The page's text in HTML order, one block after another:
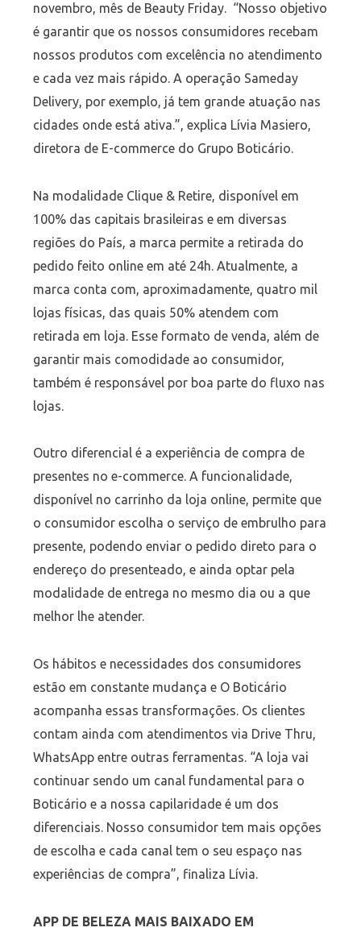
novembro, mês de Beauty Friday. “Nosso objetivo
é garantir que os nossos consumidores recebam
nossos produtos com excelência no atendimento
e cada vez mais rápido. A operação Sameday
Delivery, por exemplo, já tem grande atuação nas
cidades onde está ativa.”, explica Lívia Masiero,
diretora de E-commerce do Grupo Boticário.
Na modalidade Clique & Retire, disponível em
100% das capitais brasileiras e em diversas
regiões do País, a marca permite a retirada do
pedido feito online em até 24h. Atualmente, a
marca conta com, aproximadamente, quatro mil
lojas físicas, das quais 50% atendem com
retirada em loja. Esse formato de venda, além de
garantir mais comodidade ao consumidor,
também é responsável por boa parte do fluxo nas
lojas.
Outro diferencial é a experiência de compra de
presentes no e-commerce. A funcionalidade,
disponível no carrinho da loja online, permite que
o consumidor escolha o serviço de embrulho para
presente, podendo enviar o pedido direto para o
endereço do presenteado, e ainda optar pela
modalidade de entrega no mesmo dia ou a que
melhor lhe atender.
Os hábitos e necessidades dos consumidores
estão em constante mudança e O Boticário
acompanha essas transformações. Os clientes
contam ainda com atendimentos via Drive Thru,
WhatsApp entre outras ferramentas. “A loja vai
continuar sendo um canal fundamental para o
Boticário e a nossa capilaridade é um dos
diferenciais. Nosso consumidor tem mais opções
de escolha e cada canal tem o seu espaço nas
experiências de compra”, finaliza Lívia.
APP DE BELEZA MAIS BAIXADO EM